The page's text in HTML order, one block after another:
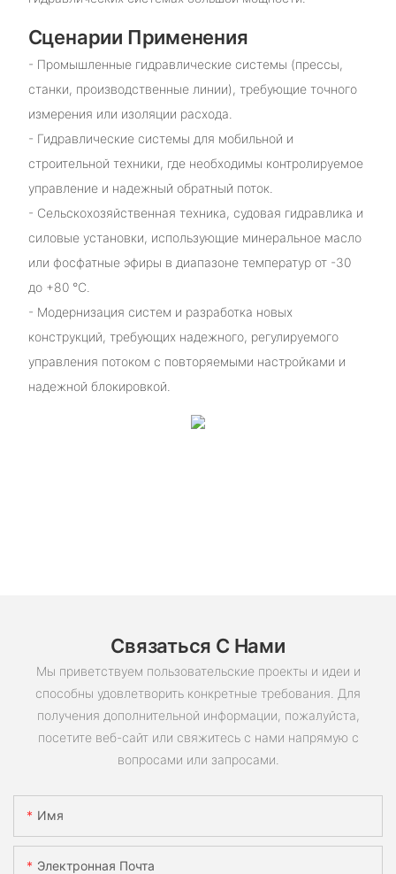
Сценарии Применения
- Промышленные гидравлические системы (прессы,
станки, производственные линии), требующие точного
измерения или изоляции расхода.
- Гидравлические системы для мобильной и
строительной техники, где необходимы контролируемое
управление и надежный обратный поток.
- Сельскохозяйственная техника, судовая гидравлика и
силовые установки, использующие минеральное масло
или фосфатные эфиры в диапазоне температур от -30
до +80 °C.
- Модернизация систем и разработка новых
конструкций, требующих надежного, регулируемого
управления потоком с повторяемыми настройками и
надежной блокировкой.
Связаться С Нами
Мы приветствуем пользовательские проекты и идеи и
способны удовлетворить конкретные требования. Для
получения дополнительной информации, пожалуйста,
посетите веб-сайт или свяжитесь с нами напрямую с
вопросами или запросами.
Имя
Электронная Почта